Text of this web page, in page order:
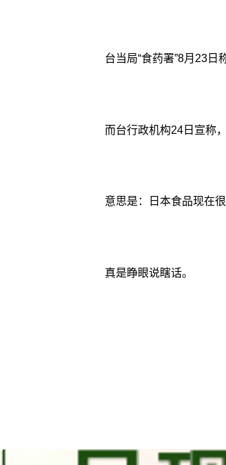
台当局“食药署”8月23日
而台行政机构24日宣称
意思是：日本食品现在
真是睁眼说瞎话。